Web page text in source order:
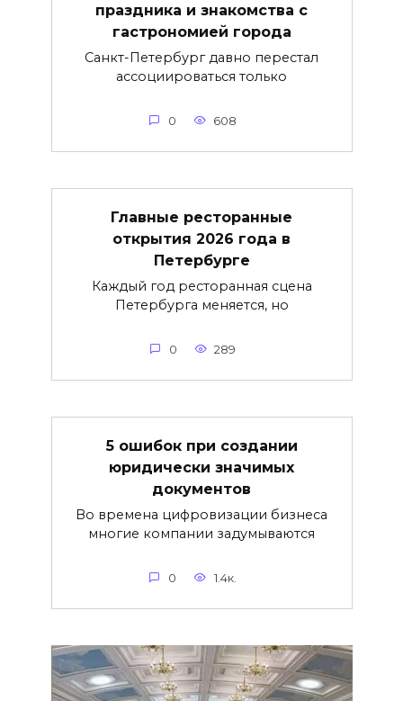
праздника и знакомства с
гастрономией города
Санкт-Петербург давно перестал
ассоциироваться только
0 608
Главные ресторанные
открытия 2026 года в
Петербурге
Каждый год ресторанная сцена
Петербурга меняется, но
0 289
5 ошибок при создании
юридически значимых
документов
Во времена цифровизации бизнеса
многие компании задумываются
0 1.4к.